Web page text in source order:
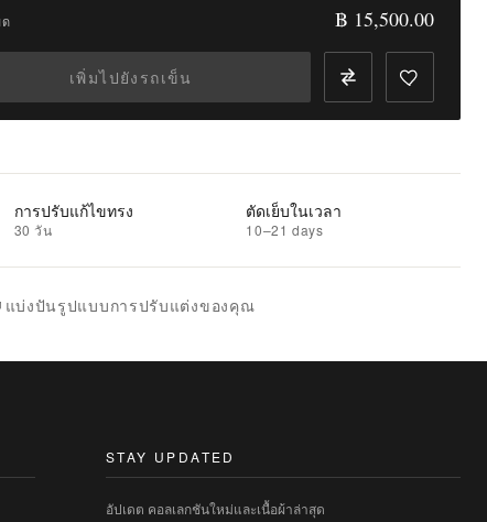
฿ 15,500.00
เพิ่มไปยังรถเข็น
การปรับแก้ไขทรง
30 วัน
ตัดเย็บในเวลา
10–21 days
แบ่งปันรูปแบบการปรับแต่งของคุณ
STAY UPDATED
อัปเดต คอลเลกชันใหม่และเนื้อผ้าล่าสุด